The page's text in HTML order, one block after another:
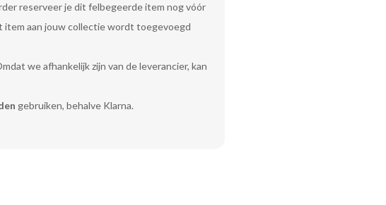
reserveer je dit felbegeerde item nog vóór
item aan jouw collectie wordt toegevoegd
we afhankelijk zijn van de leverancier, kan
gebruiken, behalve Klarna.